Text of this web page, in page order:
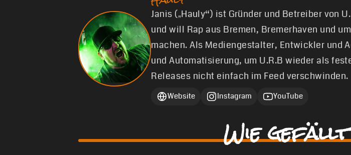
Janis („Hauly“) ist Gründer und Betreiber von
und will Rap aus Bremen, Bremerhaven und
machen. Als Mediengestalter, Entwickler und
und Automatisierung, um U.R.B wieder als
Releases nicht einfach im Feed verschwinden.
Website Instagram YouTube
Wie